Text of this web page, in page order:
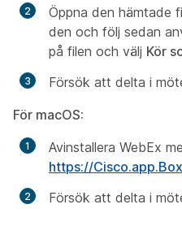
Öppna den hämtade
den och följ sedan
på filen och välj Kör
Försök att delta i
För macOS:
Avinstallera WebEx
https://
Försök att delta i